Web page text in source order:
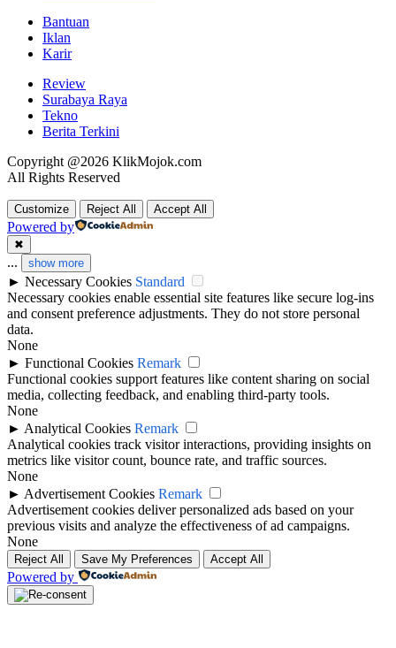
Bantuan
Iklan
Karir
Review
Surabaya Raya
Tekno
Berita Terkini
Copyright @2026 KlikMojok.com
All Rights Reserved
Customize Reject All Accept All
Powered by
✖
... show more
► Necessary Cookies Standard
Necessary cookies enable essential site features like secure log-ins
and consent preference adjustments. They do not store personal
data.
None
► Functional Cookies Remark
Functional cookies support features like content sharing on social
media, collecting feedback, and enabling third-party tools.
None
► Analytical Cookies Remark
Analytical cookies track visitor interactions, providing insights on
metrics like visitor count, bounce rate, and traffic sources.
None
► Advertisement Cookies Remark
Advertisement cookies deliver personalized ads based on your
previous visits and analyze the effectiveness of ad campaigns.
None
Reject All Save My Preferences Accept All
Powered by